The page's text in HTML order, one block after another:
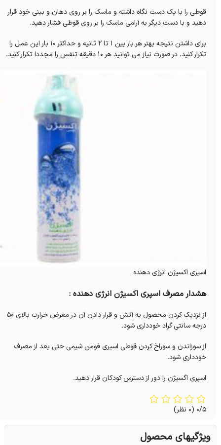
قوطی را با یک دست نگاه داشته و ماسک را بر روی دهان و بینی خود قرار
دهید و با دست دیگر به آرامی ماسک را بر روی قوطی فشار دهید.
برای داشتن نتیجه بهتر هر بار بین 1 تا 2 ثانیه و حداکثر 10 بار این عمل را
تکرار کنید. در صورت نیاز می توانید هر 10 دقیقه تنفس را مجددا تکرار کنید.
اسپری اکسیژن انرژی دهنده
هشدار مصرف اسپری اکسیژن انرژی دهنده :
از نزدیک کردن محصول به آتش و قرار دادن آن در معرض حرارت بالای ۵۰
درجه سانتی گراد خودداری شود.
از سوزاندن و سوراخ کردن قوطی اسپری فومن شیمی حتی بعد از مصرف
خودداری شود.
اسپری اگسیژن را دور از دسترس کودکان قرار دهید.
0/5 (0 نظر)
ویژگیهای محصول